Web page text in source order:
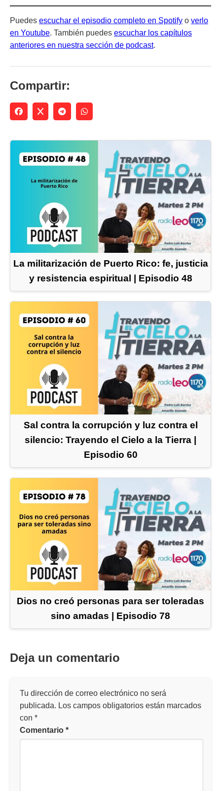
Puedes escuchar el episodio completo en Spotify o verlo
en Youtube. También puedes escuchar los capítulos
anteriores en nuestra sección de podcast.
Compartir:
La militarización de Puerto Rico: fe, justicia
y resistencia espiritual | Episodio 48
Sal contra la corrupción y luz contra el
silencio: Trayendo el Cielo a la Tierra |
Episodio 60
Dios no creó personas para ser toleradas
sino amadas | Episodio 78
Deja un comentario
Tu dirección de correo electrónico no será
publicada. Los campos obligatorios están marcados
con *
Comentario *